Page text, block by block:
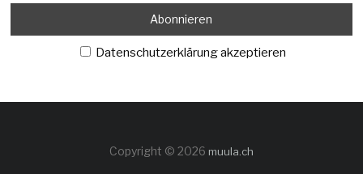
Datenschutzerklärung akzeptieren
Copyright © 2026 muula.ch